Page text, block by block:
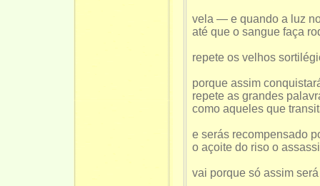
vela — e quando a luz
até que o sangue faça
repete os velhos
porque assim
repete as grandes
como aqueles que
e serás recompensado
o açoite do riso o
vai porque só assim